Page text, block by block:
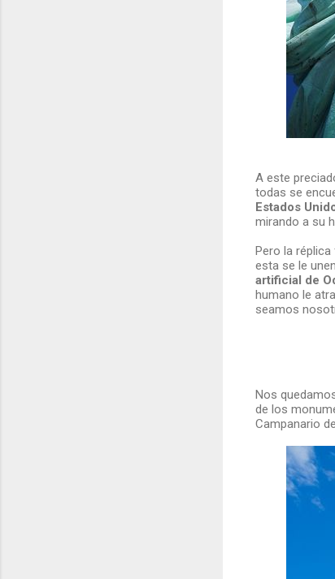
A este
todas se
Estados
mirando a su
Pero la
esta se le
artificial de
humano le
seamos
Nos
de los
Campanario